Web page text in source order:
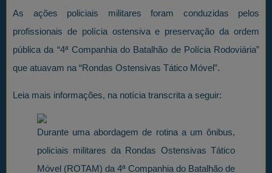
As ações policiais militares foram conduzidas pelos
profissionais de polícia ostensiva e preservação da ordem
pública da “4ª Companhia do Batalhão de Polícia Rodoviária”
que atuavam na “Rondas Ostensivas Tático Móvel”.
Leia mais informações, na notícia transcrita a seguir:
Durante uma abordagem de rotina a um ônibus,
policiais militares da Rondas Ostensivas Tático
Móvel (ROTAM) da 4ª Companhia do Batalhão de